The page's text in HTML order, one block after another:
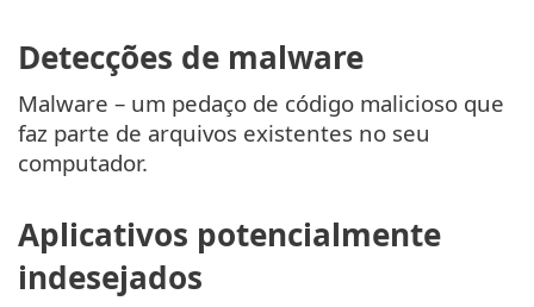
Detecções de malware
Malware – um pedaço de código malicioso que
faz parte de arquivos existentes no seu
computador.
Aplicativos potencialmente
indesejados